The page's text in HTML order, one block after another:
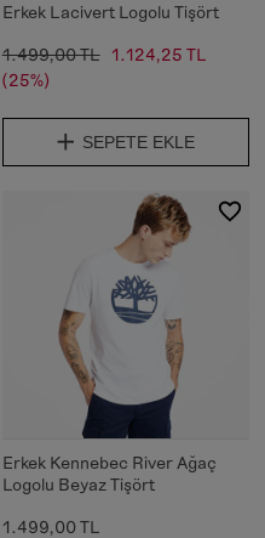
Erkek Lacivert Logolu Tişört
1.499,00 TL 1.124,25 TL
(25%)
SEPETE EKLE
Erkek Kennebec River Ağaç
Logolu Beyaz Tişört
1.499,00 TL